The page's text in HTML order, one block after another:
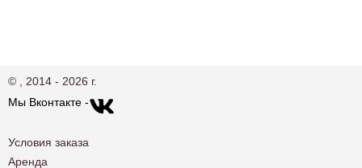
© , 2014 - 2026 г.
Мы Вконтакте -
Условия заказа
Аренда